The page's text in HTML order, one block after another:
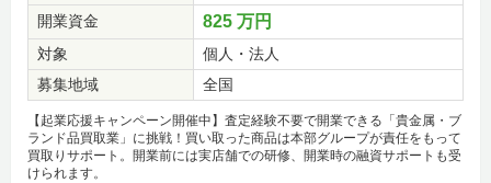
開業資金
825 万円
対象
個人・法人
募集地域
全国
【起業応援キャンペーン開催中】査定経験不要で開業できる「貴金属・ブ
ランド品買取業」に挑戦！買い取った商品は本部グループが責任をもって
買取りサポート。開業前には実店舗での研修、開業時の融資サポートも受
けられます。